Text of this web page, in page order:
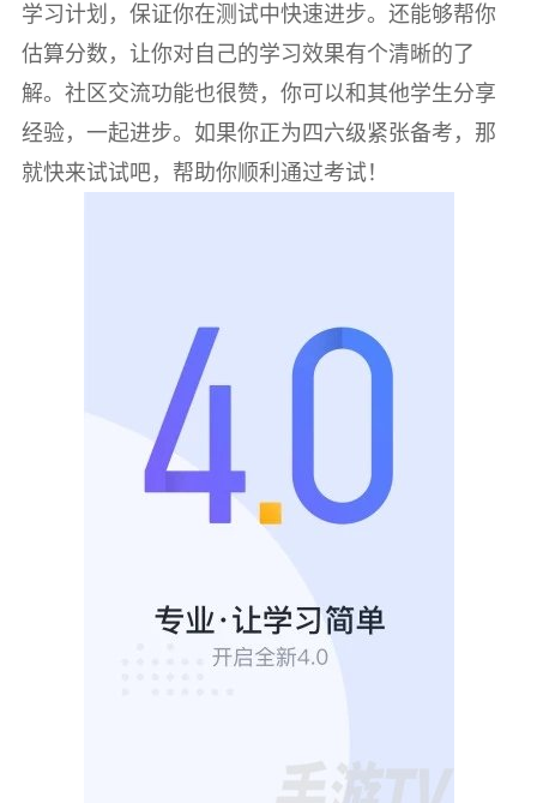
学习计划，保证你在测试中快速进步。还能够帮你
估算分数，让你对自己的学习效果有个清晰的了
解。社区交流功能也很赞，你可以和其他学生分享
经验，一起进步。如果你正为四六级紧张备考，那
就快来试试吧，帮助你顺利通过考试！